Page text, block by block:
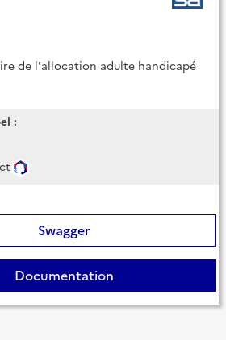
de l'allocation adulte handicapé
:
Swagger
Documentation